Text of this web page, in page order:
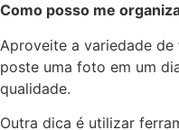
Como posso me
Aproveite a variedade
poste uma foto em um
qualidade.
Outra dica é utilizar